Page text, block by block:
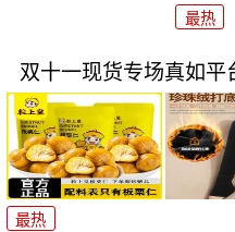
最热
双十一现货专场真如平
最热